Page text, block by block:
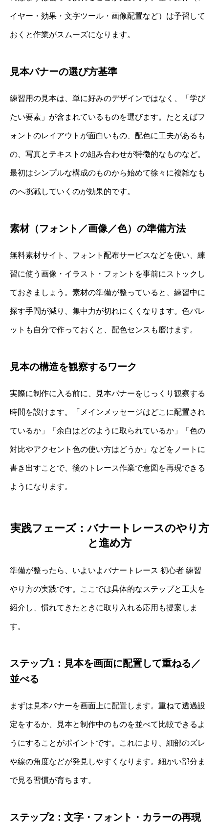
イヤー・効果・文字ツール・画像配置など）は予習して
おくと作業がスムーズになります。
見本バナーの選び方基準
練習用の見本は、単に好みのデザインではなく、「学び
たい要素」が含まれているものを選びます。たとえばフ
ォントのレイアウトが面白いもの、配色に工夫があるも
の、写真とテキストの組み合わせが特徴的なものなど。
最初はシンプルな構成のものから始めて徐々に複雑なも
のへ挑戦していくのが効果的です。
素材（フォント／画像／色）の準備方法
無料素材サイト、フォント配布サービスなどを使い、練
習に使う画像・イラスト・フォントを事前にストックし
ておきましょう。素材の準備が整っていると、練習中に
探す手間が減り、集中力が切れにくくなります。色パレ
ットも自分で作っておくと、配色センスも磨けます。
見本の構造を観察するワーク
実際に制作に入る前に、見本バナーをじっくり観察する
時間を設けます。「メインメッセージはどこに配置され
ているか」「余白はどのように取られているか」「色の
対比やアクセント色の使い方はどうか」などをノートに
書き出すことで、後のトレース作業で意図を再現できる
ようになります。
実践フェーズ：バナートレースのやり方
と進め方
準備が整ったら、いよいよバナートレース 初心者 練習
やり方の実践です。ここでは具体的なステップと工夫を
紹介し、慣れてきたときに取り入れる応用も提案しま
す。
ステップ1：見本を画面に配置して重ねる／
並べる
まずは見本バナーを画面上に配置します。重ねて透過設
定をするか、見本と制作中のものを並べて比較できるよ
うにすることがポイントです。これにより、細部のズレ
や線の角度などが発見しやすくなります。細かい部分ま
で見る習慣が育ちます。
ステップ2：文字・フォント・カラーの再現